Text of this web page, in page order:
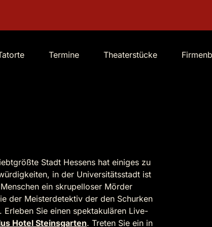
Termine Theaterstücke
Stadt Hessens hat einiges zu
in der Universitätsstadt ist
ein skrupelloser Mörder
der Meisterdetektiv der den Schurken
Sie einen spektakulären Live-
Hotel Steinsgarten. Treten Sie ein in